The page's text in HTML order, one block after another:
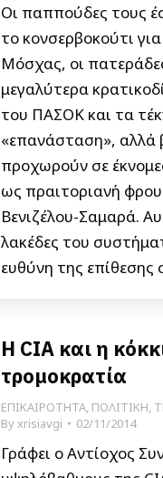
Οι παππούδες τους
το κονσερβοκούτι
Μόσχας, οι
μεγαλύτερα
του ΠΑΣΟΚ και τα
«επανάσταση», αλλά
προχωρούν σε
ως πραιτοριανή
Βενιζέλου-Σαμαρά.
λακέδες του
ευθύνη της
Η CIA και η
τρομοκρατία
ΕΠΙΚΑΙΡΟΤΗΤΑ, ΠΟΛΙΤΙΚΗ,
Byxrisiavgi 02/11/2014
Γράφει ο Αντίοχος